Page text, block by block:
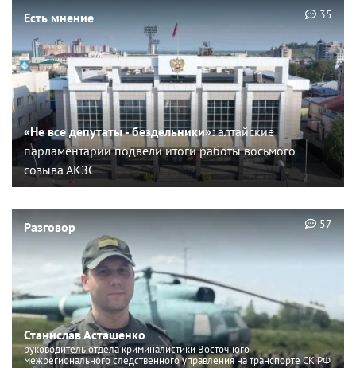
Есть мнение
«Не все депутаты - бездельники»:алтайские
парламентарии подвели итоги работы восьмого
созыва АКЗС
35
Разговор
Станислав Асташенко
руководитель отдела криминалистики Восточного
межрегионального следственного управления на транспорте СК РФ
57